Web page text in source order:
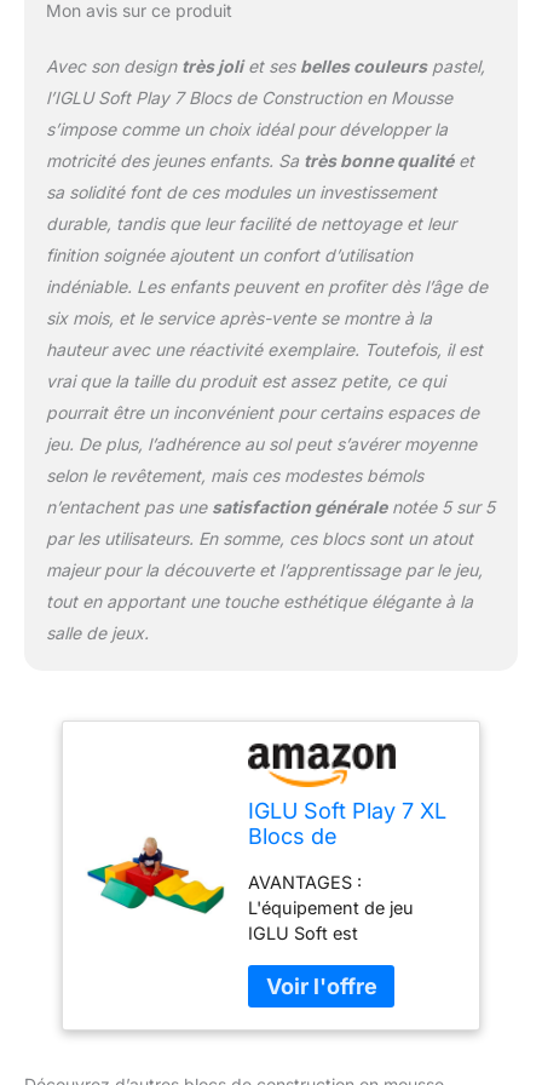
Notre produit est certifié
sécurité américaines et
européennes,
garantissant qu'il est
exempt de substances
nocives, le rendant ainsi
sûr pour les enfants.
FABRICATION :
Fièrement fabriqué en
Lettonie, un pays de
l'Union européenne,
notre équipement de jeu
souple est fabriqué avec
précision - composé de
mousse PE et recouvert
de cuir végétalien (PVC).
Mon avis sur ce produit
Avec son design très joliet ses belles couleurspastel,
l’IGLU Soft Play 7 Blocs de Construction en Mousse
s’impose comme un choix idéal pour développer la
motricité des jeunes enfants. Sa très bonne qualitéet
sa solidité font de ces modules un investissement
durable, tandis que leur facilité de nettoyage et leur
finition soignée ajoutent un confort d’utilisation
indéniable. Les enfants peuvent en profiter dès l’âge de
six mois, et le service après-vente se montre à la
hauteur avec une réactivité exemplaire. Toutefois, il est
vrai que la taille du produit est assez petite, ce qui
pourrait être un inconvénient pour certains espaces de
jeu. De plus, l’adhérence au sol peut s’avérer moyenne
selon le revêtement, mais ces modestes bémols
n’entachent pas une satisfaction généralenotée 5 sur 5
par les utilisateurs. En somme, ces blocs sont un atout
majeur pour la découverte et l’apprentissage par le jeu,
tout en apportant une touche esthétique élégante à la
salle de jeux.
IGLU Soft Play 7 XL
Blocs de
Mousse Jouets
éducatifs Modules
de Motricité (XL)
AVANTAGES :
L'équipement de jeu
IGLU Soft est
développer les
compétences motrices
des enfants, améliorer